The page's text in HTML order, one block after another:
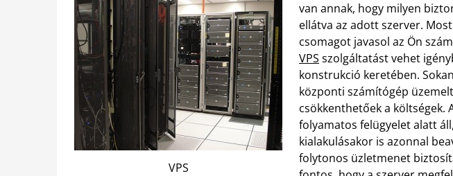
VPS
van annak, hogy milyen
ellátva az adott szerver.
csomagot javasol az Ön
VPS szolgáltatást vehet
konstrukció keretében.
központi számítógép
csökkenthetőek a költségek.
folyamatos felügyelet alatt
kialakulásakor is azonnal
folytonos üzletmenet